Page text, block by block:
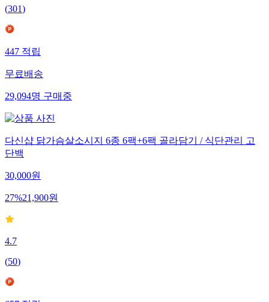
(301)
447적립
무료배송
29,094명구매중
다신샵 닭가슴살소시지 6종 6팩+6팩 골라담기 / 식단관리 고
단백
30,000원
27%21,900원
4.7
(50)